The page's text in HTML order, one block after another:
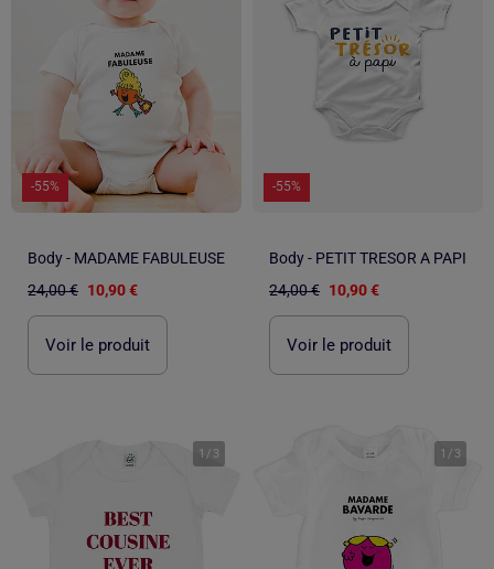
-55%
Body - MADAME FABULEUSE
24,00 € 10,90 €
Voir le produit
-55%
Body - PETIT TRESOR A PAPI
24,00 € 10,90 €
Voir le produit
1 / 3 1 / 3